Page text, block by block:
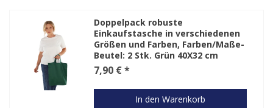
Doppelpack robuste
Einkaufstasche in verschiedenen
Größen und Farben, Farben/Maße-
Beutel: 2 Stk. Grün 40X32 cm
7,90 € *
In den Warenkorb